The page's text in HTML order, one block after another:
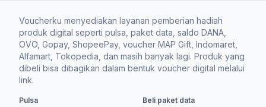
Voucherku menyediakan layanan pemberian hadiah
produk digital seperti pulsa, paket data, saldo DANA,
OVO, Gopay, ShopeePay, voucher MAP Gift, Indomaret,
Alfamart, Tokopedia, dan masih banyak lagi. Produk yang
dibeli bisa dibagikan dalam bentuk voucher digital melalui
link.
Pulsa
Beli paket data